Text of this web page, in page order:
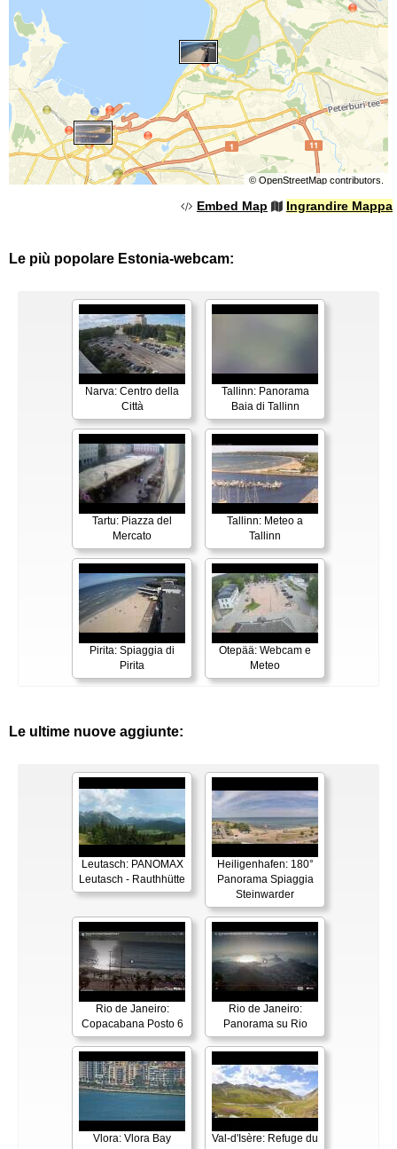
© OpenStreetMapcontributors.
Embed Map Ingrandire Mappa
Le più popolare Estonia-webcam:
Narva: Centro della
Città
Tallinn: Panorama
Baia di Tallinn
Tartu: Piazza del
Mercato
Tallinn: Meteo a
Tallinn
Pirita: Spiaggia di
Pirita
Otepää: Webcam e
Meteo
Le ultime nuove aggiunte:
Leutasch: PANOMAX
Leutasch - Rauthhütte
Heiligenhafen: 180°
Panorama Spiaggia
Steinwarder
Rio de Janeiro:
Copacabana Posto 6
Rio de Janeiro:
Panorama su Rio
Vlora: Vlora Bay
Val-d'Isère: Refuge du